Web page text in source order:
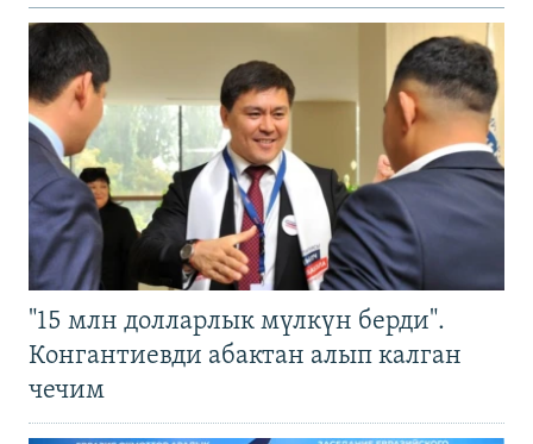
"15 млн долларлык мүлкүн берди".
Конгантиевди абактан алып калган
чечим